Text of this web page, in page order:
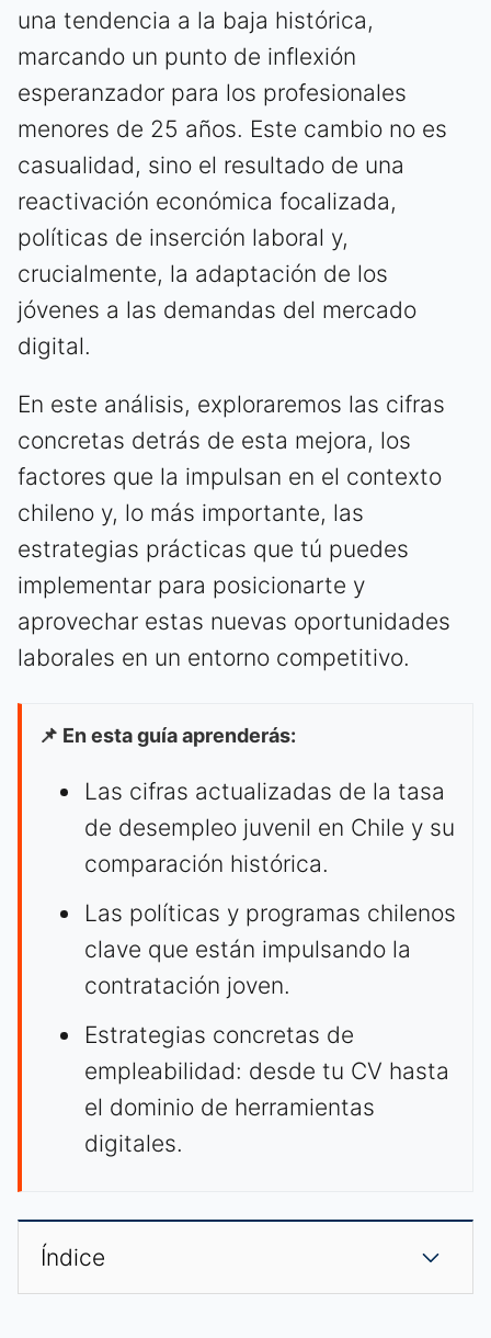
una tendencia a la baja histórica,
marcando un punto de inflexión
esperanzador para los profesionales
menores de 25 años. Este cambio no es
casualidad, sino el resultado de una
reactivación económica focalizada,
políticas de inserción laboral y,
crucialmente, la adaptación de los
jóvenes a las demandas del mercado
digital.
En este análisis, exploraremos las cifras
concretas detrás de esta mejora, los
factores que la impulsan en el contexto
chileno y, lo más importante, las
estrategias prácticas que tú puedes
implementar para posicionarte y
aprovechar estas nuevas oportunidades
laborales en un entorno competitivo.
📌 En esta guía aprenderás:
Las cifras actualizadas de la tasa
de desempleo juvenil en Chile y su
comparación histórica.
Las políticas y programas chilenos
clave que están impulsando la
contratación joven.
Estrategias concretas de
empleabilidad: desde tu CV hasta
el dominio de herramientas
digitales.
Índice